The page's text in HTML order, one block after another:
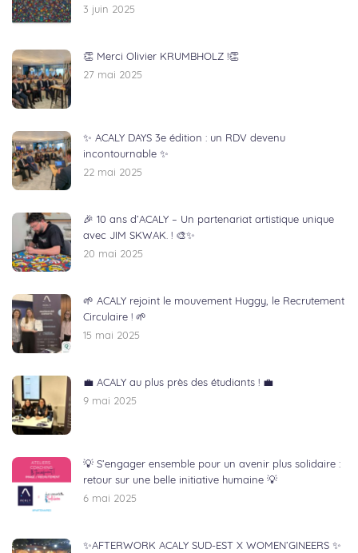
3 juin 2025
👏 Merci Olivier KRUMBHOLZ !👏
27 mai 2025
✨ ACALY DAYS 3e édition : un RDV devenu
incontournable ✨
22 mai 2025
🎉 10 ans d’ACALY – Un partenariat artistique unique
avec JIM SKWAK. ! 🎨✨
20 mai 2025
🌱 ACALY rejoint le mouvement Huggy, le Recrutement
Circulaire ! 🌱
15 mai 2025
💼 ACALY au plus près des étudiants ! 💼
9 mai 2025
💡 S’engager ensemble pour un avenir plus solidaire :
retour sur une belle initiative humaine 💡
6 mai 2025
✨AFTERWORK ACALY SUD-EST X WOMEN’GINEERS ✨